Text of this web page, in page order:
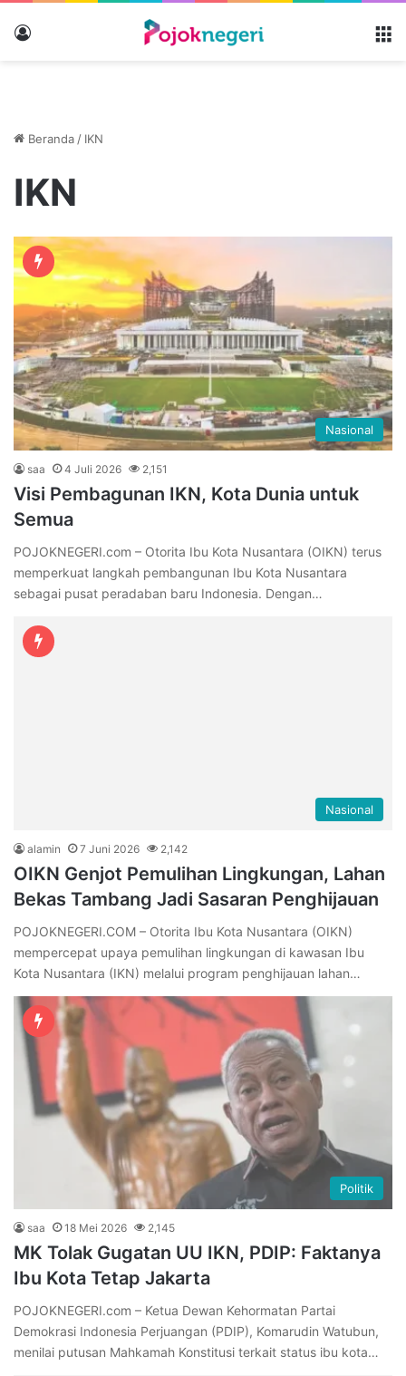
Beranda / IKN
IKN
Nasional
saa 4 Juli 2026 2,151
Visi Pembagunan IKN, Kota Dunia untuk
Semua
POJOKNEGERI.com – Otorita Ibu Kota Nusantara (OIKN) terus
memperkuat langkah pembangunan Ibu Kota Nusantara
sebagai pusat peradaban baru Indonesia. Dengan…
Nasional
alamin 7 Juni 2026 2,142
OIKN Genjot Pemulihan Lingkungan, Lahan
Bekas Tambang Jadi Sasaran Penghijauan
POJOKNEGERI.COM – Otorita Ibu Kota Nusantara (OIKN)
mempercepat upaya pemulihan lingkungan di kawasan Ibu
Kota Nusantara (IKN) melalui program penghijauan lahan…
Politik
saa 18 Mei 2026 2,145
MK Tolak Gugatan UU IKN, PDIP: Faktanya
Ibu Kota Tetap Jakarta
POJOKNEGERI.com – Ketua Dewan Kehormatan Partai
Demokrasi Indonesia Perjuangan (PDIP), Komarudin Watubun,
menilai putusan Mahkamah Konstitusi terkait status ibu kota…